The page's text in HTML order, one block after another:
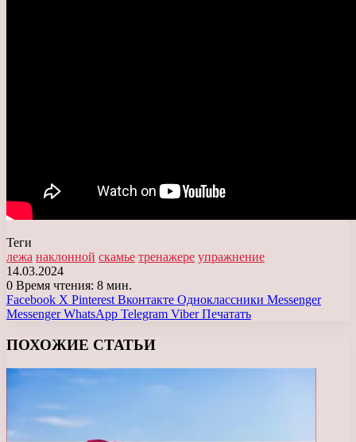
Теги
лежа наклонной скамье тренажере упражнение
14.03.2024
0 Время чтения: 8 мин.
Facebook X Pinterest Вконтакте Одноклассники Messenger
Messenger WhatsApp Telegram Viber Печатать
ПОХОЖИЕ СТАТЬИ